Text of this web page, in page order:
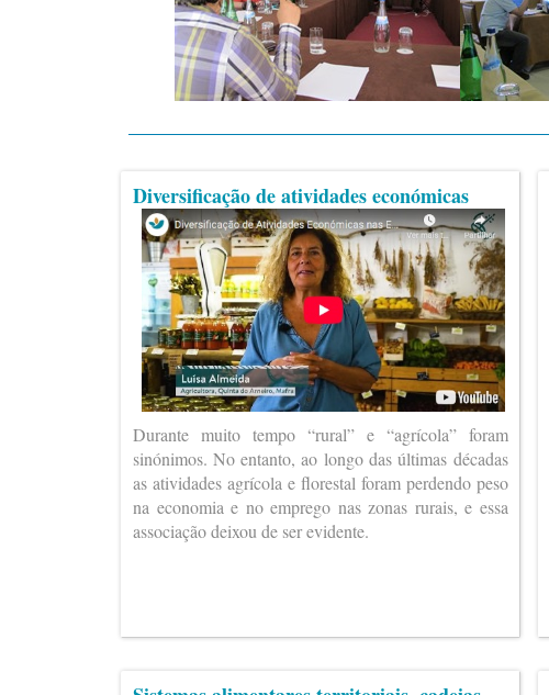
Diversificação de atividades económicas
Durante muito tempo “rural” e “agrícola” foram
sinónimos. No entanto, ao longo das últimas décadas
as atividades agrícola e florestal foram perdendo peso
na economia e no emprego nas zonas rurais, e essa
associação deixou de ser evidente.